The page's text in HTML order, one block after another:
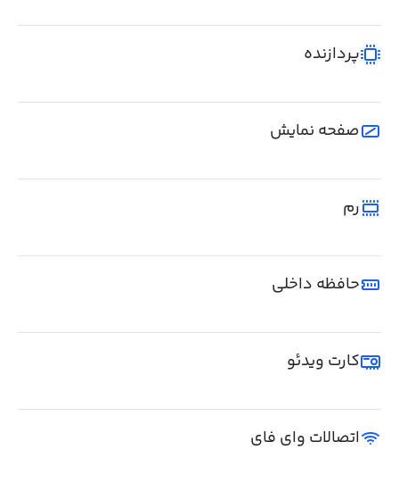
پردازنده
صفحه نمایش
رم
حافظه داخلی
کارت ویدئو
اتصالات وای فای